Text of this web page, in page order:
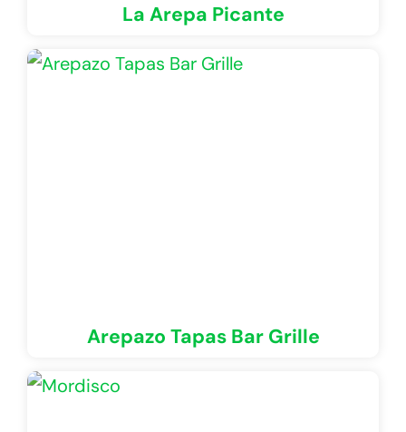
La Arepa Picante
Arepazo Tapas Bar Grille